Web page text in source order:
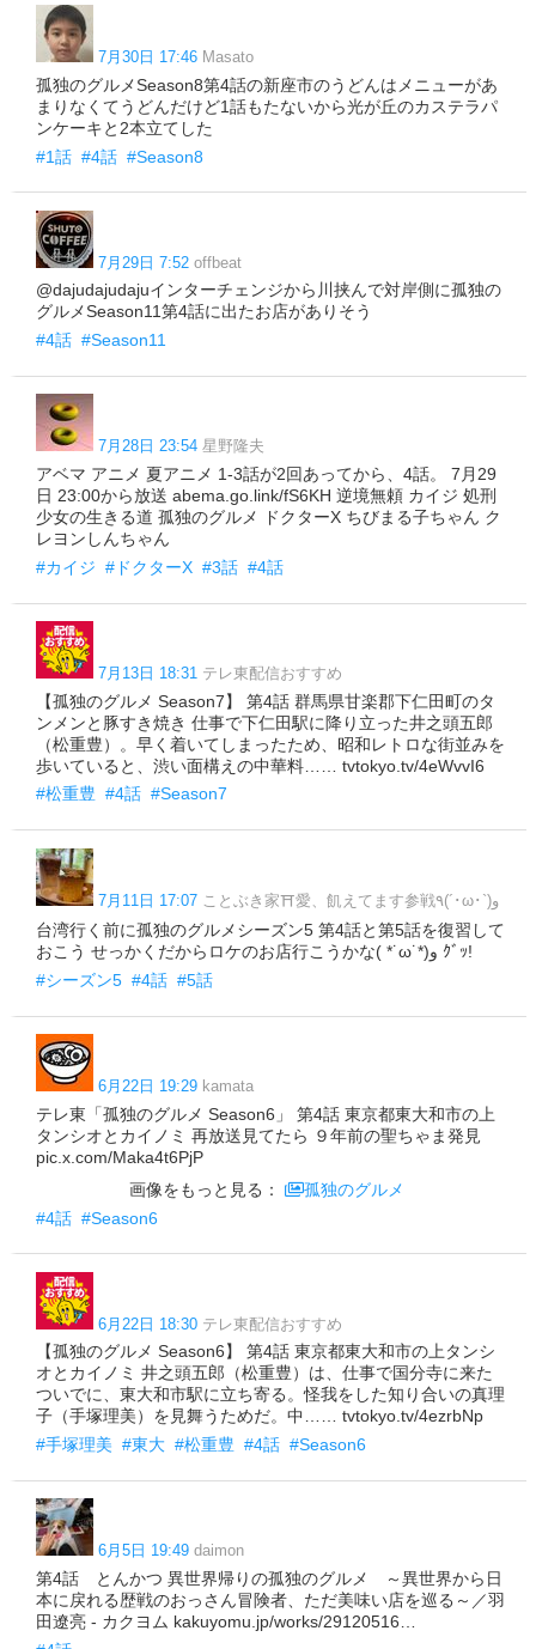
7月30日 17:46 Masato
孤独のグルメSeason8第4話の新座市のうどんはメニューがあ
まりなくてうどんだけど1話もたないから光が丘のカステラパ
ンケーキと2本立てした
#1話 #4話 #Season8
7月29日 7:52 offbeat
@dajudajudajuインターチェンジから川挟んで対岸側に孤独の
グルメSeason11第4話に出たお店がありそう
#4話 #Season11
7月28日 23:54 星野隆夫
アベマ アニメ 夏アニメ 1-3話が2回あってから、4話。 7月29
日 23:00から放送 abema.go.link/fS6KH 逆境無頼 カイジ 処刑
少女の生きる道 孤独のグルメ ドクターX ちびまる子ちゃん ク
レヨンしんちゃん
#カイジ #ドクターX #3話 #4話
7月13日 18:31 テレ東配信おすすめ
【孤独のグルメ Season7】 第4話 群馬県甘楽郡下仁田町のタ
ンメンと豚すき焼き 仕事で下仁田駅に降り立った井之頭五郎
（松重豊）。早く着いてしまったため、昭和レトロな街並みを
歩いていると、渋い面構えの中華料…… tvtokyo.tv/4eWvvI6
#松重豊 #4話 #Season7
7月11日 17:07 ことぶき家⛩愛、飢えてます参戦٩(´･ω･`)و
台湾行く前に孤独のグルメシーズン5 第4話と第5話を復習して
おこう せっかくだからロケのお店行こうかな( *˙ω˙*)و ｸﾞｯ!
#シーズン5 #4話 #5話
6月22日 19:29 kamata
テレ東「孤独のグルメ Season6」 第4話 東京都東大和市の上
タンシオとカイノミ 再放送見てたら ９年前の聖ちゃま発見
pic.x.com/Maka4t6PjP
画像をもっと見る：
孤独のグルメ
#4話 #Season6
6月22日 18:30 テレ東配信おすすめ
【孤独のグルメ Season6】 第4話 東京都東大和市の上タンシ
オとカイノミ 井之頭五郎（松重豊）は、仕事で国分寺に来た
ついでに、東大和市駅に立ち寄る。怪我をした知り合いの真理
子（手塚理美）を見舞うためだ。中…… tvtokyo.tv/4ezrbNp
#手塚理美 #東大 #松重豊 #4話 #Season6
6月5日 19:49 daimon
第4話 とんかつ 異世界帰りの孤独のグルメ ～異世界から日
本に戻れる歴戦のおっさん冒険者、ただ美味い店を巡る～／羽
田遼亮 - カクヨム kakuyomu.jp/works/29120516…